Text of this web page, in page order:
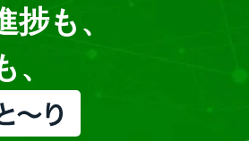
捗も、